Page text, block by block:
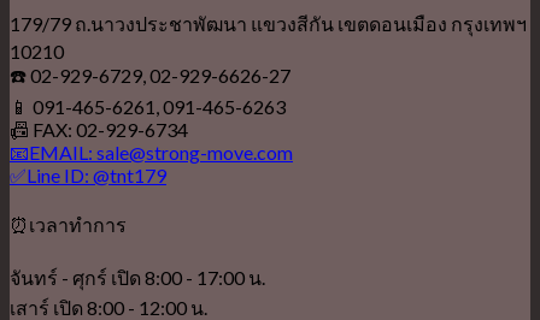
179/79 ถ.นาวงประชาพัฒนา แขวงสีกัน เขตดอนเมือง กรุงเทพฯ
10210
☎️ 02-929-6729, 02-929-6626-27
📱 091-465-6261, 091-465-6263
📠 FAX: 02-929-6734
📧EMAIL: sale@strong-move.com
✅Line ID: @tnt179
⏰เวลาทำการ
จันทร์ - ศุกร์ เปิด 8:00 - 17:00 น.
เสาร์ เปิด 8:00 - 12:00 น.